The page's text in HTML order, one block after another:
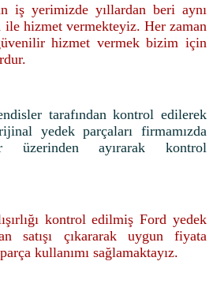
iş yerimizde yıllardan beri aynı
ile hizmet vermekteyiz. Her zaman
hizmet vermek bizim için
tarafından kontrol edilerek
yedek parçaları firmamızda
üzerinden ayırarak kontrol
kontrol edilmiş Ford yedek
satışı çıkararak uygun fiyata
kullanımı sağlamaktayız.